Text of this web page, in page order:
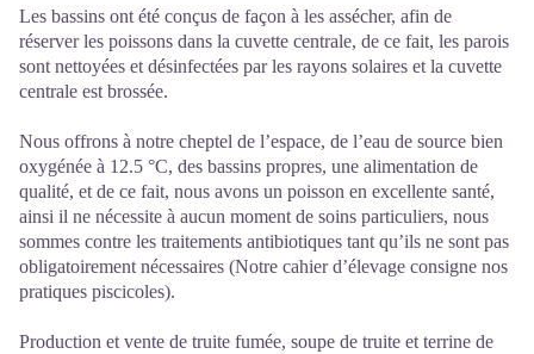
Les bassins ont été conçus de façon à les assécher, afin de
réserver les poissons dans la cuvette centrale, de ce fait, les parois
sont nettoyées et désinfectées par les rayons solaires et la cuvette
centrale est brossée.
Nous offrons à notre cheptel de l’espace, de l’eau de source bien
oxygénée à 12.5 °C, des bassins propres, une alimentation de
qualité, et de ce fait, nous avons un poisson en excellente santé,
ainsi il ne nécessite à aucun moment de soins particuliers, nous
sommes contre les traitements antibiotiques tant qu’ils ne sont pas
obligatoirement nécessaires (Notre cahier d’élevage consigne nos
pratiques piscicoles).
Production et vente de truite fumée, soupe de truite et terrine de